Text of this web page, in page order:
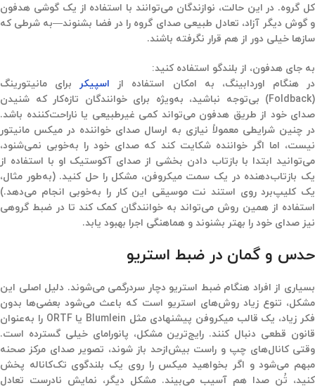
کل گروه. در این حالت، نوازندگان می‌توانند با استفاده از یک گوشی هدفون
و گوش دیگر آزاد، تعادل طبیعی صدای گروه را در فضا بشنوند—به شرطی که
سازها خیلی دور از هم قرار نگرفته باشند.
به جای هدفون، از بلندگو استفاده کنید:
در هنگام اوردابینگ، به امکان استفاده از اسپیکر برای مانیتورینگ
(Foldback) بی‌توجه نباشید، به‌ویژه برای خوانندگان تازه‌کار که شنیدن
صدای خود از طریق هدفون می‌تواند کمی غیرطبیعی یا ناراحت‌کننده باشد.
در چنین شرایطی معمولاً نیازی به ارسال صدای خواننده در میکس مانیتور
نیست، اما اگر خواننده شکایت کند که صدای خود را به‌خوبی نمی‌شنود،
می‌توانید ابتدا با بازتاب دادن بخشی از صدای آکوستیک او با استفاده از
یک بازتاب‌دهنده در یک سمت میکروفن، مشکل را حل کنید. (به‌طور مثال،
یک کلیپ‌برد روی استند نت موسیقی این کار را به‌خوبی انجام می‌دهد.)
استفاده از همین روش می‌تواند به خوانندگان کمک کند تا در ضبط گروهی
نیز صدای خود را بهتر بشنوند و هماهنگی اجرا بهبود یابد.
حدس‌ و گمان در ضبط استریو
بسیاری از افراد هنگام ضبط استریو دچار سردرگمی می‌شوند. دلیل اصلی این
مشکل، تنوع زیاد روش‌های استریو است که باعث می‌شود بعضی‌ها بدون
فکر زیاد، یک قالب میکروفن پیشنهادی مثل Blumlein یاORTF را به‌عنوان
قانون قطعی دنبال کنند. رایج‌ترین مشکل، پانورامای خیلی گسترده است.
وقتی کانال‌های چپ و راست بیش‌ازحد باز شوند، تصویر صدای مرکز صحنه
مبهم می‌شود و اگر بخواهید میکس را روی یک بلندگوی تک‌کاناله پخش
کنید، تُن صدا هم آسیب می‌بیند. مشکل دیگر، نمایش نادرست تعادل